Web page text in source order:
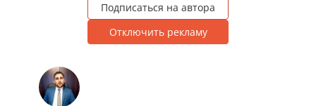
Подписаться на автора
Отключить рекламу